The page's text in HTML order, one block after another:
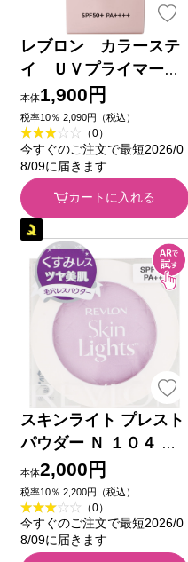
レブロン カラーステ
イ ＵＶプライマー
Ｎ ００１ ＿ レブロ
ン
本体1,900円
税率10％ 2,090円（税込）
（0）
今すぐのご注文で最短2026/0
8/09に届きます
カートに入れる
スキンライト プレスト
パウダー Ｎ １０４ ＿
レブロン
本体2,000円
税率10％ 2,200円（税込）
（0）
今すぐのご注文で最短2026/0
8/09に届きます